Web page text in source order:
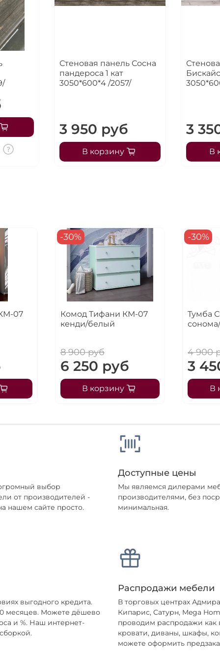
Стеновая панель Сосна
пандероса 1 кат
3050*600*4 /2057/
3 950 руб
В корзину
3
В
07
-30%
Комод Тифани КМ-07
кенди/белый
8 900 руб
6 250 руб
В корзину
-30%
Тумба
4 900
3
В
выбор
от производителей -
нашем сайте просто.
Доступные цены
Мы являемся дилерами
производителями, без
минимальная.
выгодного кредита.
месяцев. Можете дёшево
и %. Наш интернет-
Распродажи мебели
В торговых центрах
Кипарис, Сатурн, Mega
проводим распродажи как
кровати, диваны, шкафы,
можете оформить